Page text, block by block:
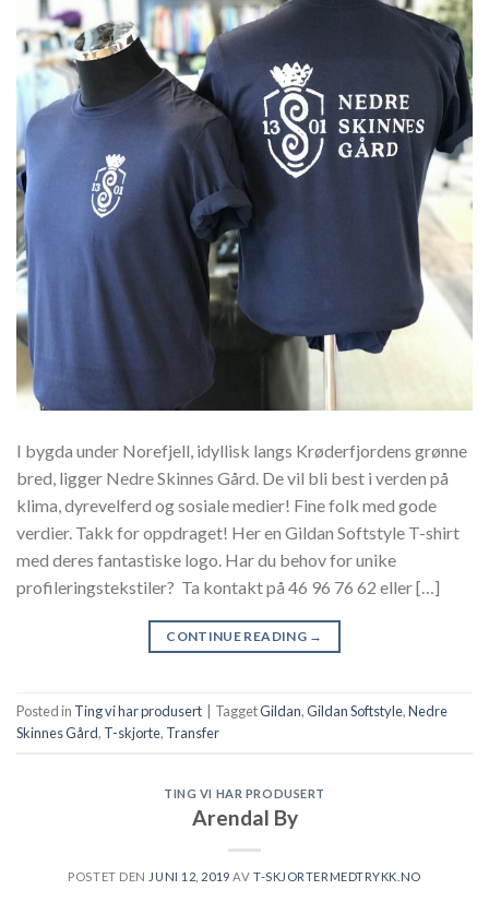
I bygda under Norefjell, idyllisk langs Krøderfjordens grønne
bred, ligger Nedre Skinnes Gård. De vil bli best i verden på
klima, dyrevelferd og sosiale medier! Fine folk med gode
verdier. Takk for oppdraget! Her en Gildan Softstyle T-shirt
med deres fantastiske logo. Har du behov for unike
profileringstekstiler? Ta kontakt på 46 96 76 62 eller […]
CONTINUE READING →
Posted in Ting vi har produsert TaggetGildan,Gildan Softstyle,Nedre
Skinnes Gård, T-skjorte, Transfer
TING VI HAR PRODUSERT
Arendal By
POSTET DEN JUNI 12, 2019 AV T-SKJORTERMEDTRYKK.NO